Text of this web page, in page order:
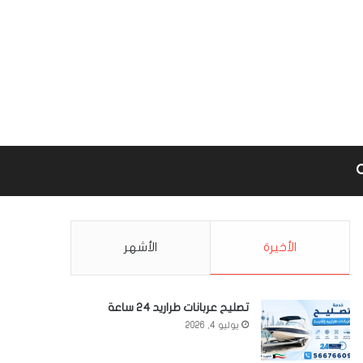
Google
بحث عن
الأخيرة الأشهر
تصليح عربانات طراريد 24 ساعة
يوليو 4, 2026